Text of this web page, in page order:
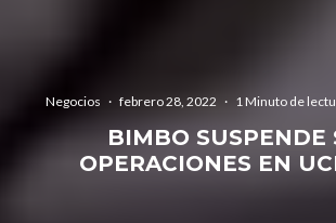
Negocios · febrero 28, 2022 · 1 Minuto de
BIMBO SUSPENDE
OPERACIONES EN